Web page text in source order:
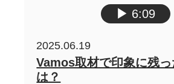
▶︎ 6:09
2025.06.19
Vamos取材で印象に残っ
は？